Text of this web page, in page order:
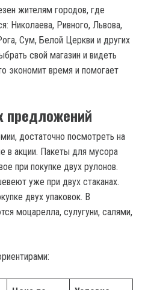
жителям городов, где
Николаева, Ривного, Львова,
Сум, Белой Церкви и других
свой магазин и видеть
экономит время и помогает
предложений
достаточно посмотреть на
в акции. Пакеты для мусора
при покупке двух рулонов.
уже при двух стаканах.
двух упаковок. В
моцарелла, сулугуни, салями,